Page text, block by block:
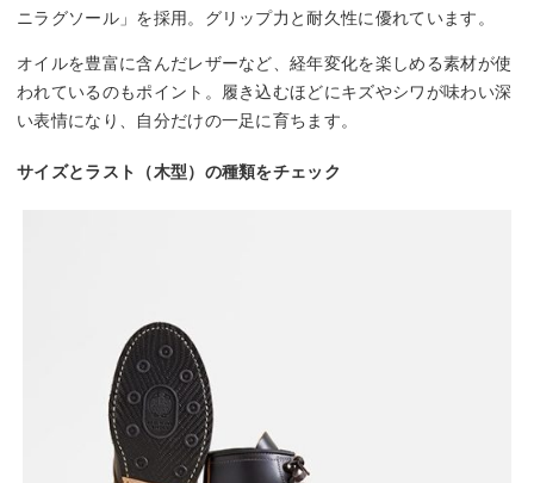
ニラグソール」を採用。グリップ力と耐久性に優れています。
オイルを豊富に含んだレザーなど、経年変化を楽しめる素材が使
われているのもポイント。履き込むほどにキズやシワが味わい深
い表情になり、自分だけの一足に育ちます。
サイズとラスト（木型）の種類をチェック